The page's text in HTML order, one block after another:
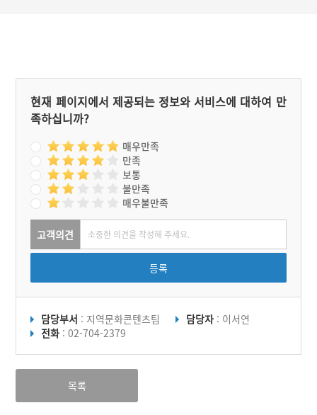
현재 페이지에서 제공되는 정보와 서비스에 대하여 만
족하십니까?
매우만족
만족
보통
불만족
매우불만족
고객의견
등록
담당부서 : 지역문화콘텐츠팀 담당자 : 이서연
전화 : 02-704-2379
목록